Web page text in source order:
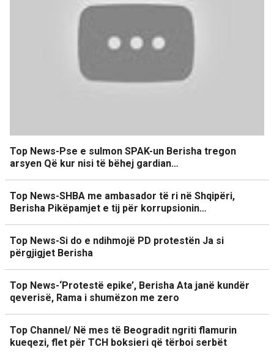
Top News-Pse e sulmon SPAK-un Berisha tregon
arsyen Që kur nisi të bëhej gardian…
Top News-SHBA me ambasador të ri në Shqipëri,
Berisha Pikëpamjet e tij për korrupsionin…
Top News-Si do e ndihmojë PD protestën Ja si
përgjigjet Berisha
Top News-‘Protestë epike’, Berisha Ata janë kundër
qeverisë, Rama i shumëzon me zero
Top Channel/ Në mes të Beogradit ngriti flamurin
kueqezi, flet për TCH boksieri që tërboi serbët